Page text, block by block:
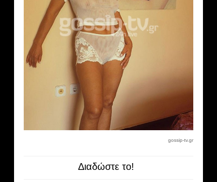
gossip-tv.gr
Διαδώστε το!